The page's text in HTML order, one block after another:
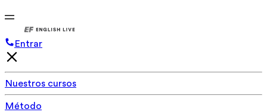
Entrar
Nuestros cursos
Método